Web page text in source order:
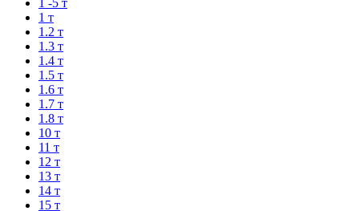
1 -5 т
1 т
1.2 т
1.3 т
1.4 т
1.5 т
1.6 т
1.7 т
1.8 т
10 т
11 т
12 т
13 т
14 т
15 т